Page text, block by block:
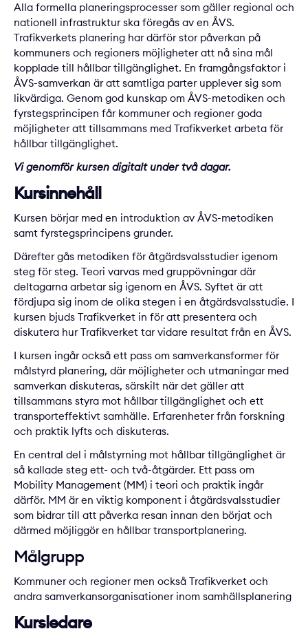
Alla formella planeringsprocesser som gäller regional och
nationell infrastruktur ska föregås av en ÅVS.
Trafikverkets planering har därför stor påverkan på
kommuners och regioners möjligheter att nå sina mål
kopplade till hållbar tillgänglighet. En framgångsfaktor i
ÅVS-samverkan är att samtliga parter upplever sig som
likvärdiga. Genom god kunskap om ÅVS-metodiken och
fyrstegsprincipen får kommuner och regioner goda
möjligheter att tillsammans med Trafikverket arbeta för
hållbar tillgänglighet.
Vi genomför kursen digitalt under två dagar.
Kursinnehåll
Kursen börjar med en introduktion av ÅVS-metodiken
samt fyrstegsprincipens grunder.
Därefter gås metodiken för åtgärdsvalsstudier igenom
steg för steg. Teori varvas med gruppövningar där
deltagarna arbetar sig igenom en ÅVS. Syftet är att
fördjupa sig inom de olika stegen i en åtgärdsvalsstudie. I
kursen bjuds Trafikverket in för att presentera och
diskutera hur Trafikverket tar vidare resultat från en ÅVS.
I kursen ingår också ett pass om samverkansformer för
målstyrd planering, där möjligheter och utmaningar med
samverkan diskuteras, särskilt när det gäller att
tillsammans styra mot hållbar tillgänglighet och ett
transporteffektivt samhälle. Erfarenheter från forskning
och praktik lyfts och diskuteras.
En central del i målstyrning mot hållbar tillgänglighet är
så kallade steg ett- och två-åtgärder. Ett pass om
Mobility Management (MM) i teori och praktik ingår
därför. MM är en viktig komponent i åtgärdsvalsstudier
som bidrar till att påverka resan innan den börjat och
därmed möjliggör en hållbar transportplanering.
Målgrupp
Kommuner och regioner men också Trafikverket och
andra samverkansorganisationer inom samhällsplanering
Kursledare